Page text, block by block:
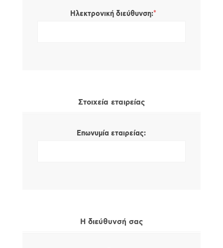
Ηλεκτρονική διεύθυνση:*
Στοιχεία εταιρείας
Επωνυμία εταιρείας:
Η διεύθυνσή σας